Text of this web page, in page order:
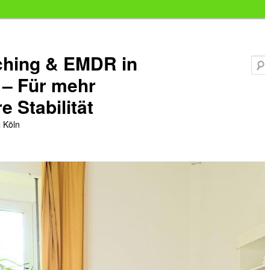
& EMDR in
Für mehr
Stabilität
Köln